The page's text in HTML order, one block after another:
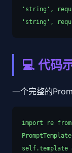
'string',
'string',
💻 代码
一个完整的
import re
self.template